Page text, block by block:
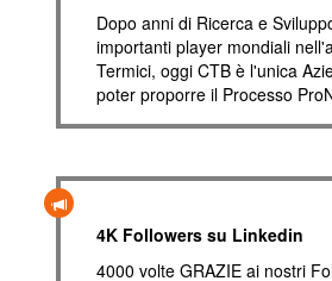
Dopo anni di Ricerca e
importanti player mondiali
Termici, oggi CTB è l'unica
poter proporre il Processo
4K Followers su Linkedin
4000 volte GRAZIE ai nostri